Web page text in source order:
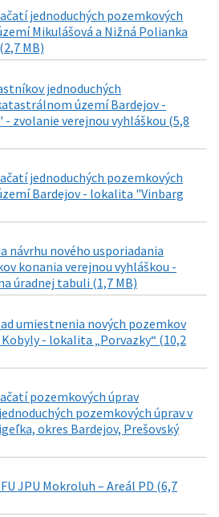
jednoduchých pozemkových
Mikulášová a Nižná Polianka
MB)
jednoduchých
území Bardejov -
zvolanie verejnou vyhláškou (5,8
jednoduchých pozemkových
Bardejov - lokalita "Vinbarg
návrhu nového usporiadania
konania verejnou vyhláškou -
úradnej tabuli (1,7 MB)
umiestnenia nových pozemkov
- lokalita „Porvazky“ (10,2
pozemkových úprav
pozemkových úprav v
okres Bardejov, Prešovský
JPU Mokroluh – Areál PD (6,7